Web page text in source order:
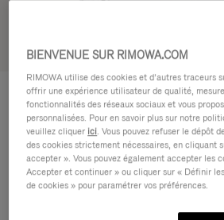
ESSENTIAL
Cabin
Taille
Cabin 55 x 39 x 23 cm
Blanc brillant
BIENVENUE SUR RIMOWA.COM
RIMOWA utilise des cookies et d’autres traceurs
offrir une expérience utilisateur de qualité,
fonctionnalités des réseaux sociaux et vous
personnalisées. Pour en savoir plus sur notre
veuillez cliquer ici. Vous pouvez refuser le dépôt
des cookies strictement nécessaires, en cliquant
accepter ». Vous pouvez également accepter les
Accepter et continuer » ou cliquer sur « Définir
de cookies » pour paramétrer vos préférences.